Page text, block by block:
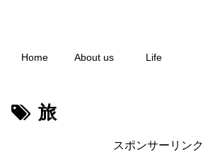
Home About us Life
旅
スポンサーリンク